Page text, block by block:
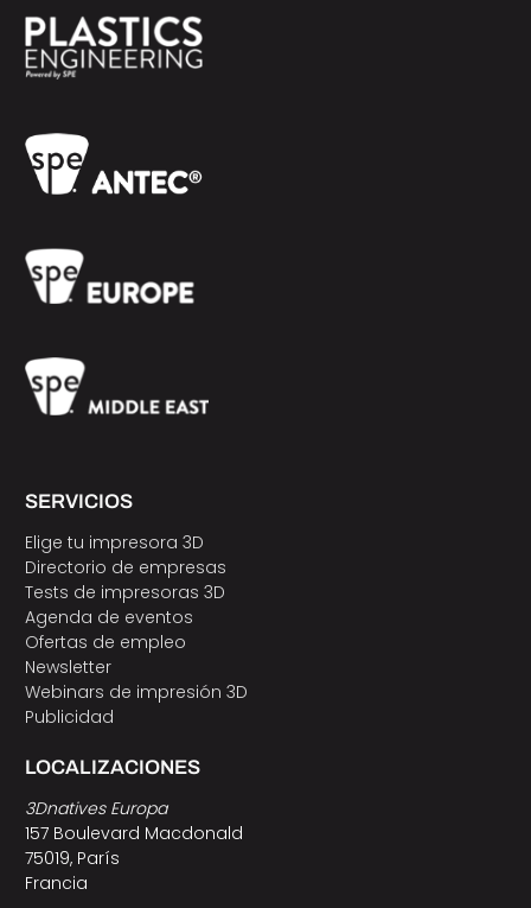
SERVICIOS
Elige tu impresora 3D
Directorio de empresas
Tests de impresoras 3D
Agenda de eventos
Ofertas de empleo
Newsletter
Webinars de impresión 3D
Publicidad
LOCALIZACIONES
3Dnatives Europa
157 Boulevard Macdonald
75019, París
Francia